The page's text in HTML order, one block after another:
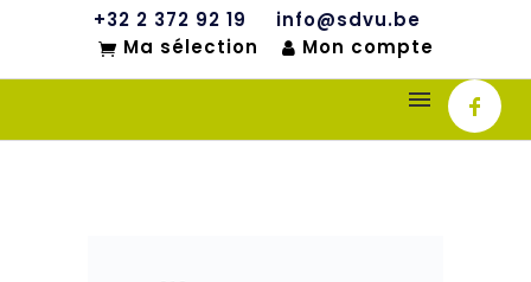
+32 2 372 92 19
info@sdvu.be
Ma sélection
Mon compte